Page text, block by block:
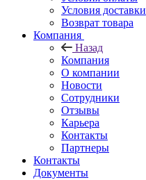
Условия доставки
Возврат товара
Компания
Назад
Компания
О компании
Новости
Сотрудники
Отзывы
Карьера
Контакты
Партнеры
Контакты
Документы